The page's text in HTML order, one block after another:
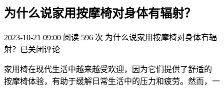
为什么说家用按摩椅对身体有辐射？
2023-10-21 09:00 阅读 596 次 为什么说家用按摩椅对身体有辐
射？ 已关闭评论
家用椅在现代生活中越来越受欢迎，因为它们提供了舒适的
按摩椅体验，有助于缓解日常生活中的压力和疲劳。然而，一